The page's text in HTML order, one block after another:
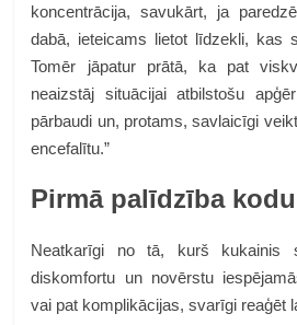
koncentrācija, savukārt, ja
dabā, ieteicams lietot līdzekli, kas
Tomēr jāpatur prātā, ka pat
neaizstāj situācijai atbilstošu
pārbaudi un, protams, savlaicīgi
encefalītu.”
Pirmā palīdzība
Neatkarīgi no tā, kurš kukainis
diskomfortu un novērstu
vai pat komplikācijas, svarīgi reaģēt